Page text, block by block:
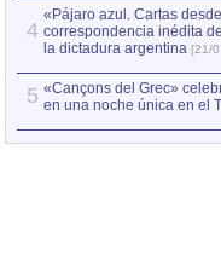
4
«Pájaro azul. Cartas
correspondencia inédita
la dictadura argentina [21/
5 «Cançons del Grec»
en una noche única en el